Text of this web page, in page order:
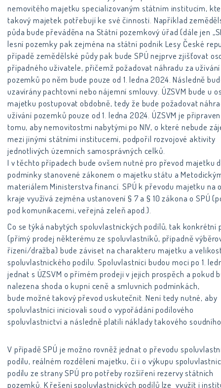
nemovitého majetku specializovaným státním institucím,
takový majetek potřebují ke své činnosti. Například
půda bude převáděna na Státní pozemkový úřad (dále jen
lesní pozemky pak zejména na státní podnik Lesy České
případě zemědělské půdy pak bude SPÚ nejprve zjišťovat
případného uživatele, přičemž požadovat náhradu za užívání
pozemků po něm bude pouze od 1. ledna 2024. Následně
uzavírány pachtovní nebo nájemní smlouvy. ÚZSVM bude u
majetku postupovat obdobně, tedy že bude požadovat
užívání pozemků pouze od 1. ledna 2024. ÚZSVM je
tomu, aby nemovitostmi nabytými po NIV, o které nebude
mezi jinými státními institucemi, podpořil rozvojové aktivity
jednotlivých územních samosprávných celků.
I v těchto případech bude ovšem nutné pro převod majetku
podmínky stanovené zákonem o majetku státu a
materiálem Ministerstva financí. SPÚ k převodu majetku na
kraje využívá zejména ustanovení § 7 a § 10 zákona o SPÚ
pod komunikacemi, veřejná zeleň apod.).
Co se týká nabytých spoluvlastnických podílů, tak konkrétní
(přímý prodej některému ze spoluvlastníků, případně
řízení/dražba) bude záviset na charakteru majetku a
spoluvlastnického podílu. Spoluvlastníci budou moci po 1.
jednat s ÚZSVM o přímém prodeji v jejich prospěch a pokud
nalezena shoda o kupní ceně a smluvních podmínkách,
bude možné takový převod uskutečnit. Není tedy nutné, aby
spoluvlastníci iniciovali soud o vypořádání podílového
spoluvlastnictví a následně platili náklady takového
V případě SPÚ je možno rovněž jednat o převodu
podílu, reálném rozdělení majetku, či i o výkupu
podílu ze strany SPÚ pro potřeby rozšíření rezervy státních
pozemků. K řešení spoluvlastnických podílů lze využít i